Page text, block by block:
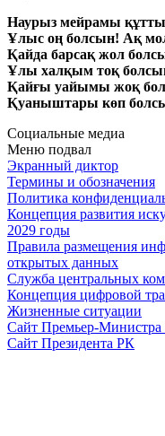
Наурыз мейрамы
Ұлыс оң болсын! Ақ
Қайда барсақ жол
Ұлы халқым тоқ
Қайғы уайымы жоқ
Қуаныштары көп
Социальные медиа
Меню подвал
Экранный диктор
Термины и обозначения
Политика
Концепция развития
2029 годы
Правила размещения
открытых данных
Служба центральных
Концепция цифровой
Жизненные ситуации
Сайт Премьер-
Сайт Президента РК